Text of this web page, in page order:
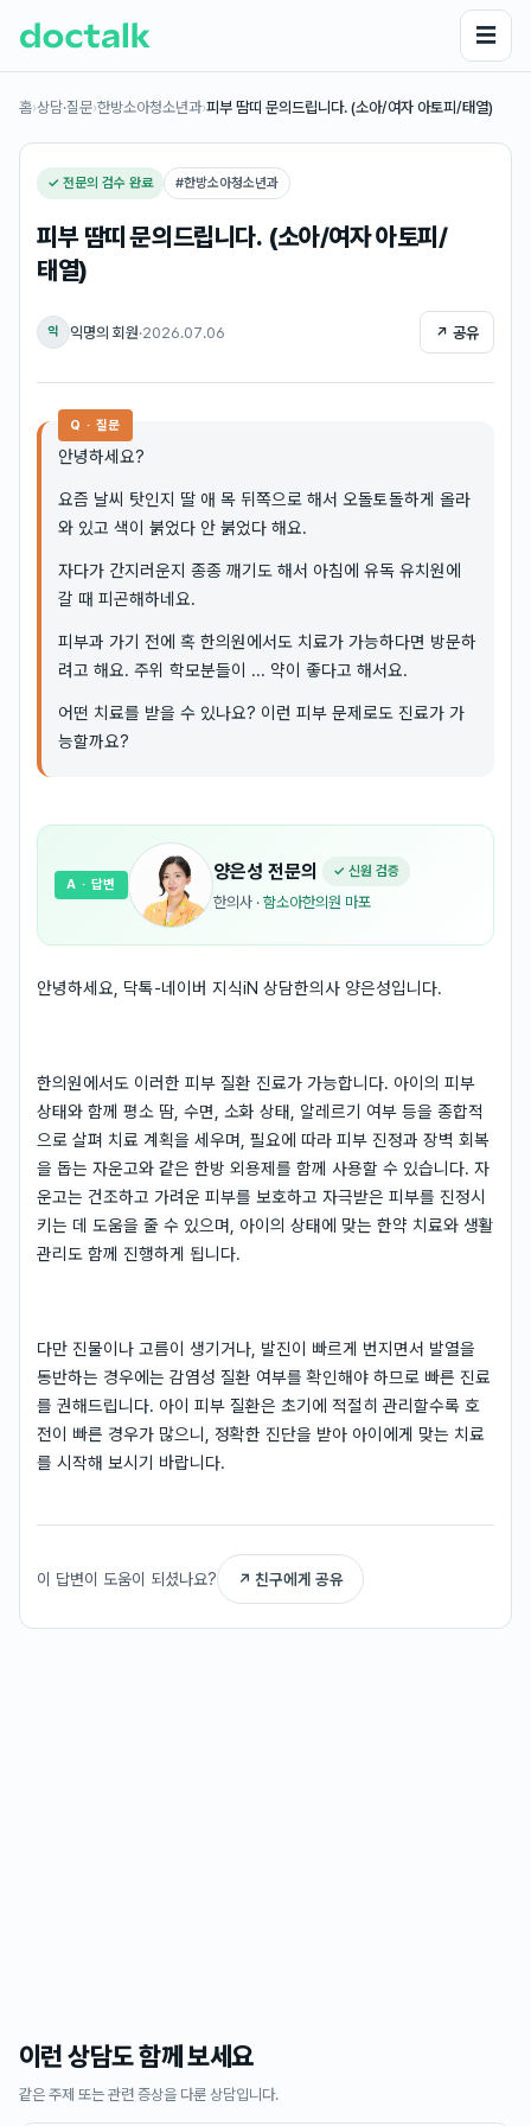
☰
홈›상담·질문›한방소아청소년과›피부 땀띠 문의드립니다. (소아/여자 아토피/태열)
✓ 전문의 검수 완료 #한방소아청소년과
피부 땀띠 문의드립니다. (소아/여자 아토피/
태열)
익 익명의 회원·2026.07.06 ↗ 공유
Q · 질문
안녕하세요?
요즘 날씨 탓인지 딸 애 목 뒤쪽으로 해서 오돌토돌하게 올라
와 있고 색이 붉었다 안 붉었다 해요.
자다가 간지러운지 종종 깨기도 해서 아침에 유독 유치원에
갈 때 피곤해하네요.
피부과 가기 전에 혹 한의원에서도 치료가 가능하다면 방문하
려고 해요. 주위 학모분들이 ... 약이 좋다고 해서요.
어떤 치료를 받을 수 있나요? 이런 피부 문제로도 진료가 가
능할까요?
양은성 전문의 ✓ 신원 검증
한의사 · 함소아한의원 마포
A · 답변
안녕하세요, 닥톡-네이버 지식iN 상담한의사 양은성입니다.
한의원에서도 이러한 피부 질환 진료가 가능합니다. 아이의 피부
상태와 함께 평소 땀, 수면, 소화 상태, 알레르기 여부 등을 종합적
으로 살펴 치료 계획을 세우며, 필요에 따라 피부 진정과 장벽 회복
을 돕는 자운고와 같은 한방 외용제를 함께 사용할 수 있습니다. 자
운고는 건조하고 가려운 피부를 보호하고 자극받은 피부를 진정시
키는 데 도움을 줄 수 있으며, 아이의 상태에 맞는 한약 치료와 생활
관리도 함께 진행하게 됩니다.
다만 진물이나 고름이 생기거나, 발진이 빠르게 번지면서 발열을
동반하는 경우에는 감염성 질환 여부를 확인해야 하므로 빠른 진료
를 권해드립니다. 아이 피부 질환은 초기에 적절히 관리할수록 호
전이 빠른 경우가 많으니, 정확한 진단을 받아 아이에게 맞는 치료
를 시작해 보시기 바랍니다.
이 답변이 도움이 되셨나요? ↗ 친구에게 공유
이런 상담도 함께 보세요
같은 주제 또는 관련 증상을 다룬 상담입니다.